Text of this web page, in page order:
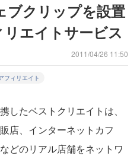
ブクリップを設置
エイトサービス
2011/04/26 11:50
フィリエイト
たベストクリエイトは、
店、インターネットカフ
どのリアル店舗をネットワ